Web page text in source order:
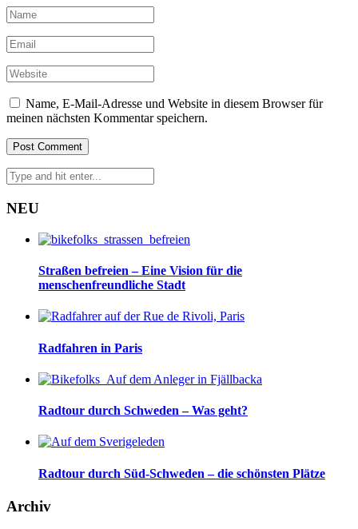
Name, E-Mail-Adresse und Website in diesem Browser für
meinen nächsten Kommentar speichern.
NEU
Straßen befreien – Eine Vision für die
menschenfreundliche Stadt
Radfahren in Paris
Radtour durch Schweden – Was geht?
Radtour durch Süd-Schweden – die schönsten Plätze
Archiv